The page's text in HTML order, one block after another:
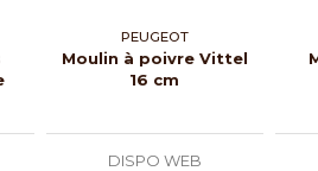
PEUGEOT
Moulin à poivre Vittel
16 cm
DISPO WEB